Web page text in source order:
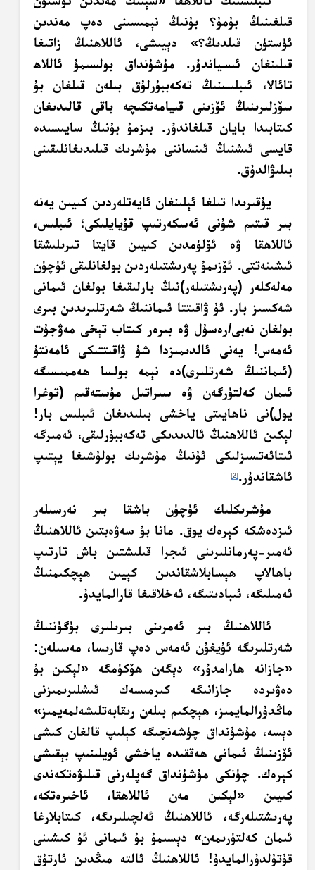
قىلغىنىڭ بۇمۇ؟ بۇنىڭ نېمىسىنى دەپ مەندىن
ئۈستۈن قىلدىڭ؟» دېيىشى، ئاللاھنىڭ زاتىغا
قىلىنغان ئىسياندۇر. مۇشۇنداق بولسىمۇ ئاللاھ
تائالا، ئىبلىسنىڭ تەكەببۇرلۇق بىلەن قىلغان بۇ
سۆزلىرىنىڭ ئۆزىنى قىيامەتكىچە باقى قالىدىغان
كىتابىدا بايان قىلغاندۇر. بىزمۇ بۇنىڭ سايىسىدە
قايسى ئىشنىڭ ئىنساننى مۇشرىك قىلىدىغانلىقىنى
بىلىۋالدۇق.
يۇقىرىدا تىلغا ئېلىنغان ئايەتلەردىن كىيىن يەنە
بىر قىتىم شۇنى ئەسكەرتىپ قۇيايلىكى؛ ئىبلىس،
ئاللاھقا ۋە ئۆلۈمدىن كىيىن قايتا تىرىلىشقا
ئىشىنەتتى. ئۆزىمۇ پەرىشتىلەردىن بولغانلىقى ئۈچۈن
مەلەكلەر (پەرىشتىلەر)نىڭ بارلىقىغا بولغان ئىمانى
شەكسىز بار. ئۇ ۋاقىتتا ئىماننىڭ شەرتلىرىدىن بىرى
بولغان نەبى/رەسۇل ۋە بىرەر كىتاب تېخى مەۋجۇت
ئەمەس! يەنى ئالدىمىزدا شۇ ۋاقىتتىكى ئامەنتۇ
(ئىماننىڭ شەرتلىرى)دە نېمە بولسا ھەممىسىگە
ئىمان كەلتۈرگەن ۋە سىراتىل مۇستەقىم (توغرا
يول)نى ناھايىتى ياخشى بىلىدىغان ئىبلىس بار!
لېكىن ئاللاھنىڭ ئالدىدىكى تەكەببۇرلىقى، ئەمىرگە
ئىتائەتسىزلىكى ئۇنىڭ مۇشرىك بولۇشىغا يېتىپ
ئاشقاندۇر.[2]
مۇشرىكلىك ئۈچۈن باشقا بىر نەرسىلەر
ئىزدەشكە كېرەك يوق. مانا بۇ سەۋەبتىن ئاللاھنىڭ
ئەمىر-پەرمانلىرىنى ئىجرا قىلىشتىن باش تارتىپ
باھالاپ ھېسابلاشقاندىن كېيىن ھېچكىمنىڭ
ئەمىلىگە، ئىبادىتىگە، ئەخلاقىغا قارالمايدۇ.
ئاللاھنىڭ بىر ئەمرىنى بىرىلىرى بۈگۈننىڭ
شەرتلىرىگە ئۇيغۇن ئەمەس دەپ قارىسا، مەسىلەن:
«جازانە ھارامدۇر» دېگەن ھۆكۈمگە «لېكىن بۇ
دەۋىردە جازانىگە كىرمىسەك ئىشلىرىمىزنى
ماڭدۇرالمايمىز، ھېچكىم بىلەن رىقابەتلىشەلمەيمىز»
دېسە، مۇشۇنداق چۈشەنچىگە كېلىپ قالغان كىشى
ئۆزىنىڭ ئىمانى ھەققىدە ياخشى ئويلىنىپ بېقىشى
كېرەك. چۈنكى مۇشۇنداق گەپلەرنى قىلىۋەتكەندى
كىيىن «لېكىن مەن ئاللاھقا، ئاخىرەتكە،
پەرىشتىلەرگە، ئاللاھنىڭ ئەلچىلىرىگە، كىتابلارغا
ئىمان كەلتۈرىمەن» دېسىمۇ بۇ ئىمانى ئۇ كىشىنى
قۇتۇلدۇرالمايدۇ! ئاللاھنىڭ ئالتە مىڭدىن ئارتۇق